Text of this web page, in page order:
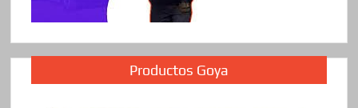
Productos Goya